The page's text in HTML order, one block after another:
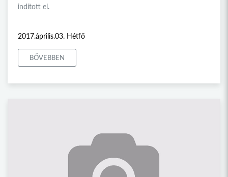
indított el.
2017.április.03. Hétfő
BŐVEBBEN